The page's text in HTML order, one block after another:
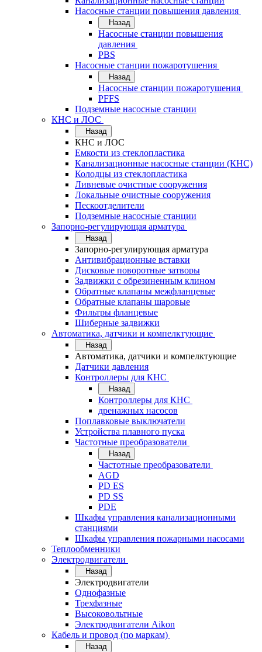
Насосные станции повышения давления
Назад
Насосные станции повышения
давления
PBS
Насосные станции пожаротушения
Назад
Насосные станции пожаротушения
PFFS
Подземные насосные станции
КНС и ЛОС
Назад
КНС и ЛОС
Емкости из стеклопластика
Канализационные насосные станции (КНС)
Колодцы из стеклопластика
Ливневые очистные сооружения
Локальные очистные сооружения
Пескоотделители
Подземные насосные станции
Запорно-регулирующая арматура
Назад
Запорно-регулирующая арматура
Антивибрационные вставки
Дисковые поворотные затворы
Задвижки с обрезиненным клином
Обратные клапаны межфланцевые
Обратные клапаны шаровые
Фильтры фланцевые
Шиберные задвижки
Автоматика, датчики и компелктующие
Назад
Автоматика, датчики и компелктующие
Датчики давления
Контроллеры для КНС
Назад
Контроллеры для КНС
дренажных насосов
Поплавковые выключатели
Устройства плавного пуска
Частотные преобразователи
Назад
Частотные преобразователи
AGD
PD ES
PD SS
PDE
Шкафы управления канализационными
станциями
Шкафы управления пожарными насосами
Теплообменники
Электродвигатели
Назад
Электродвигатели
Однофазные
Трехфазные
Высоковольтные
Электродвигатели Aikon
Кабель и провод (по маркам)
Назад